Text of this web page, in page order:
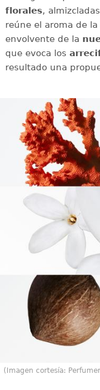
florales,
reúne el aroma de la
envolvente de la
que evoca los
resultado una
(Imagen cortesía: